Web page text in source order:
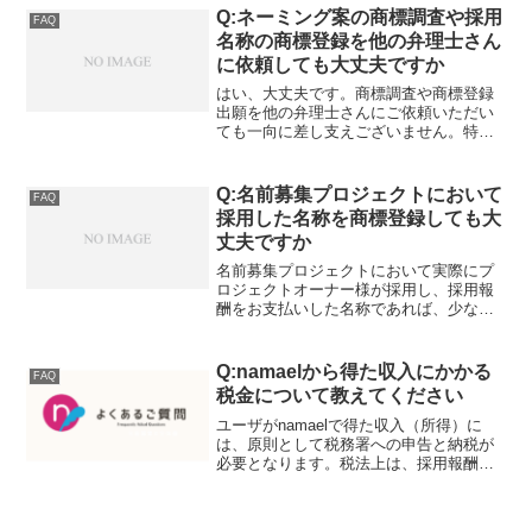
とつは、あなたの名前募集プロジェクト
に多数の提案（...
FAQ
Q:ネーミング案の商標調査や採用
名称の商標登録を他の弁理士さん
に依頼しても大丈夫ですか
はい、大丈夫です。商標調査や商標登録
出願を他の弁理士さんにご依頼いただい
ても一向に差し支えございません。特に
であまりオススメはしませんが、ご自身
の商標について独力で出願...
FAQ
Q:名前募集プロジェクトにおいて
採用した名称を商標登録しても大
丈夫ですか
名前募集プロジェクトにおいて実際にプ
ロジェクトオーナー様が採用し、採用報
酬をお支払いした名称であれば、少なく
者様は名称案の投稿時において、採用さ
れた名称案をプロジェクト...
FAQ
Q:namaelから得た収入にかかる
税金について教えてください
ユーザがnamaelで得た収入（所得）に
は、原則として税務署への申告と納税が
必要となります。税法上は、採用報酬そ